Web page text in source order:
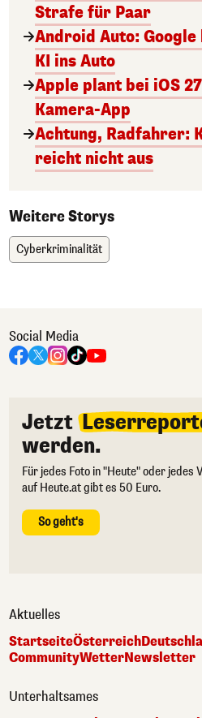
Strafe für Paar
Android Auto:
KI ins Auto
Apple plant bei iOS
Kamera-App
Achtung, Radfahrer:
reicht nicht aus
Weitere Storys
Cyberkriminalität
Social Media
Jetzt
werden.
Für jedes Foto in "Heute" oder jedes
auf Heute.at gibt es 50 Euro.
So geht's
Aktuelles
StartseiteÖsterreich
CommunityWetterNewsletter
Unterhaltsames